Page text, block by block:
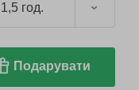
1,5 год.
Подарувати